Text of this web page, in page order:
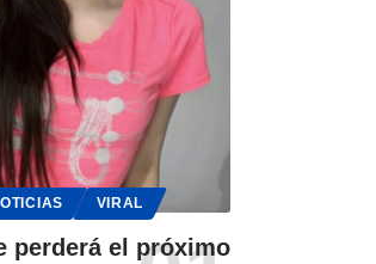
VIRAL
perderá el próximo